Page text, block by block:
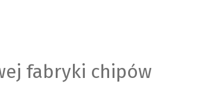
fabryki chipów